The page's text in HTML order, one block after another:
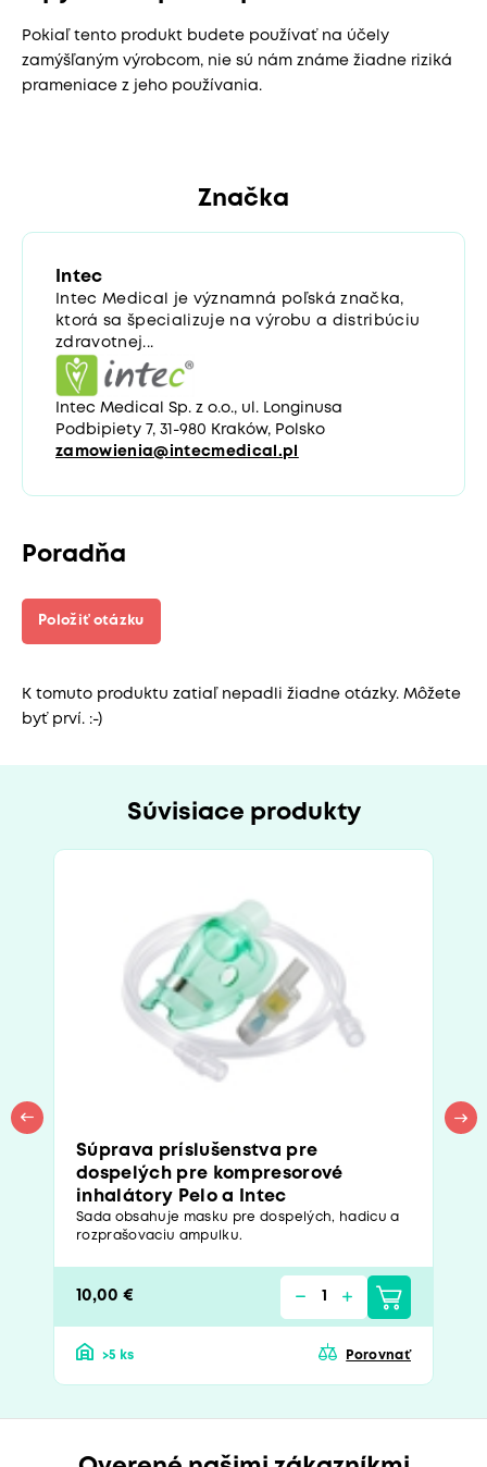
Pokiaľ tento produkt budete používať na účely
zamýšľaným výrobcom, nie sú nám známe žiadne riziká
prameniace z jeho používania.
Značka
Intec
Intec Medical je významná poľská značka,
ktorá sa špecializuje na výrobu a distribúciu
zdravotnej...
Intec Medical Sp. z o.o., ul. Longinusa
Podbipiety 7, 31-980 Kraków, Polsko
zamowienia@intecmedical.pl
Poradňa
Položiť otázku
K tomuto produktu zatiaľ nepadli žiadne otázky. Môžete
byť prví. :-)
Súvisiace produkty
Súprava príslušenstva pre
dospelých pre kompresorové
inhalátory Pelo a Intec
Sada obsahuje masku pre dospelých, hadicu a
rozprašovaciu ampulku.
10,00 €
>5 ks Porovnať